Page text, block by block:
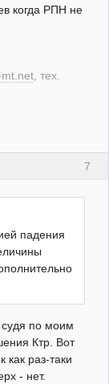
когда РПН не
mt.net, тех.
7
падения
судя по моим
Ктр. Вот
как раз-таки
- нет.